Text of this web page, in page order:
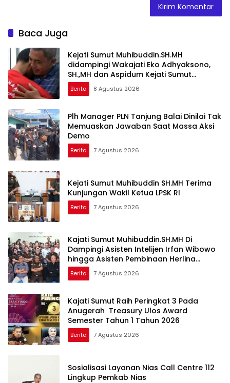
Baca Juga
Kejati Sumut Muhibuddin.SH.MH
didampingi Wakajati Eko Adhyaksono,
SH.,MH dan Aspidum Kejati Sumut
Suhendri, SH.,MH Pimpin Ekspos RJ Di
Kejari Medan
Berita 8 Agustus 2026
Plh Manager PLN Tanjung Balai Dinilai Tak
Memuaskan Jawaban Saat Massa Aksi
Demo
Berita 7 Agustus 2026
Kejati Sumut Muhibuddin SH.MH Terima
Kunjungan Wakil Ketua LPSK RI
Berita 7 Agustus 2026
Kajati Sumut Muhibuddin.SH.MH Di
Dampingi Asisten Intelijen Irfan Wibowo
hingga Asisten Pembinaan Herlina
Setyorini Sidak Kejari Binjai
Berita 7 Agustus 2026
Kajati Sumut Raih Peringkat 3 Pada
Anugerah Treasury Ulos Award
Semester Tahun 1 Tahun 2026
Berita 7 Agustus 2026
Sosialisasi Layanan Nias Call Centre 112
Lingkup Pemkab Nias